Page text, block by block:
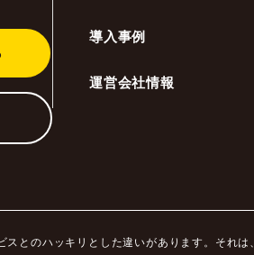
導入事例
運営会社情報
とのハッキリとした違いがあります。それ